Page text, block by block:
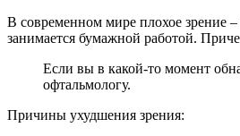
В современном мире плохое зрение
занимается бумажной работой.
Если вы в какой-то момент
офтальмологу.
Причины ухудшения зрения: